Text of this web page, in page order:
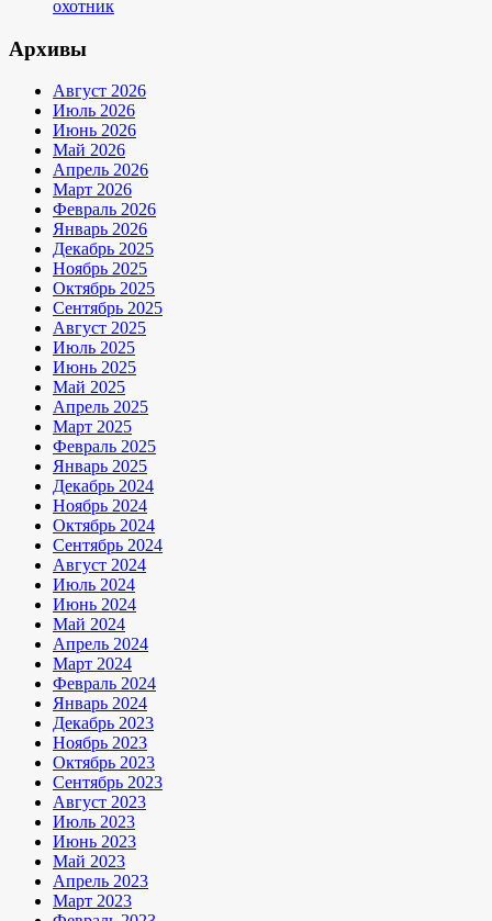
охотник
Архивы
Август 2026
Июль 2026
Июнь 2026
Май 2026
Апрель 2026
Март 2026
Февраль 2026
Январь 2026
Декабрь 2025
Ноябрь 2025
Октябрь 2025
Сентябрь 2025
Август 2025
Июль 2025
Июнь 2025
Май 2025
Апрель 2025
Март 2025
Февраль 2025
Январь 2025
Декабрь 2024
Ноябрь 2024
Октябрь 2024
Сентябрь 2024
Август 2024
Июль 2024
Июнь 2024
Май 2024
Апрель 2024
Март 2024
Февраль 2024
Январь 2024
Декабрь 2023
Ноябрь 2023
Октябрь 2023
Сентябрь 2023
Август 2023
Июль 2023
Июнь 2023
Май 2023
Апрель 2023
Март 2023